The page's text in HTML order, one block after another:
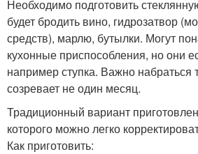
Необходимо подготовить
будет бродить вино, гидрозатвор
средств), марлю, бутылки. Могут
кухонные приспособления, но они
например ступка. Важно набраться
созревает не один месяц.
Традиционный вариант
которого можно легко
Как приготовить: